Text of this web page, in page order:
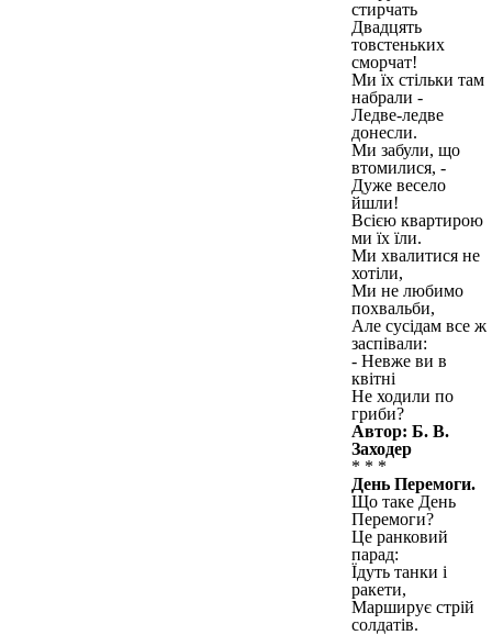
стирчать
Двадцять
товстеньких
сморчат!
Ми їх стільки там
набрали -
Ледве-ледве
донесли.
Ми забули, що
втомилися, -
Дуже весело
йшли!
Всією квартирою
ми їх їли.
Ми хвалитися не
хотіли,
Ми не любимо
похвальби,
Але сусідам все ж
заспівали:
- Невже ви в
квітні
Не ходили по
гриби?
Автор: Б. В.
Заходер
* * *
День Перемоги.
Що таке День
Перемоги?
Це ранковий
парад:
Їдуть танки і
ракети,
Марширує стрій
солдатів.